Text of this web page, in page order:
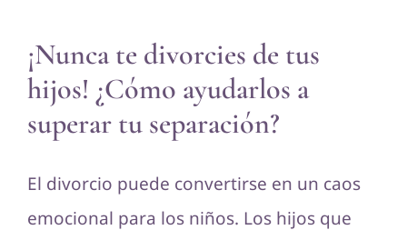
imagen
más
grande
¡Nunca te divorcies de tus
hijos! ¿Cómo ayudarlos a
superar tu separación?
El divorcio puede convertirse en un caos
emocional para los niños. Los hijos que